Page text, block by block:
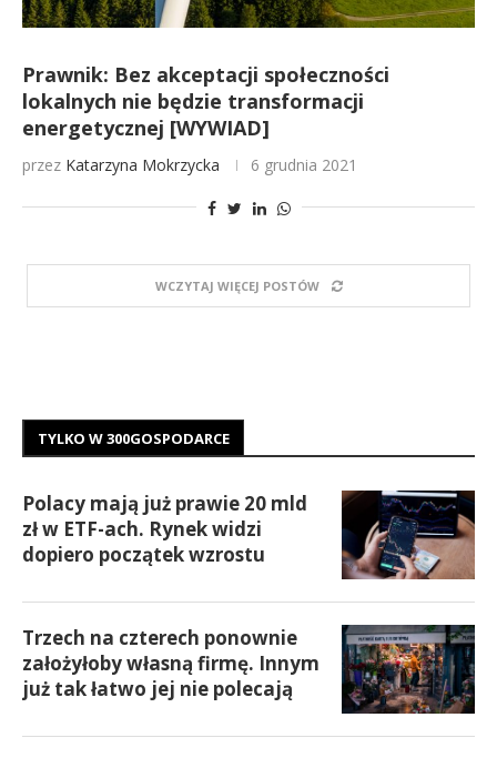
Prawnik: Bez akceptacji społeczności
lokalnych nie będzie transformacji
energetycznej [WYWIAD]
przez Katarzyna Mokrzycka 6 grudnia 2021
WCZYTAJ WIĘCEJ POSTÓW
TYLKO W 300GOSPODARCE
Polacy mają już prawie 20 mld
zł w ETF-ach. Rynek widzi
dopiero początek wzrostu
Trzech na czterech ponownie
założyłoby własną firmę. Innym
już tak łatwo jej nie polecają